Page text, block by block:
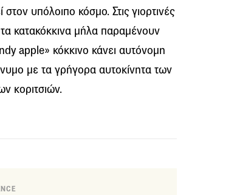
υπόλοιπο κόσμο. Στις γιορτινές
κατακόκκινα μήλα παραμένουν
apple» κόκκινο κάνει αυτόνομη
με τα γρήγορα αυτοκίνητα των
κοριτσιών.